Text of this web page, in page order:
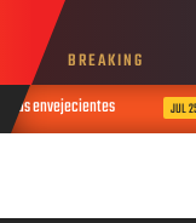
BREAKING
JUL 25, 2026